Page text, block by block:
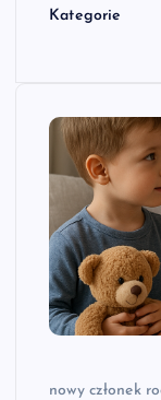
Kategorie
nowy członek